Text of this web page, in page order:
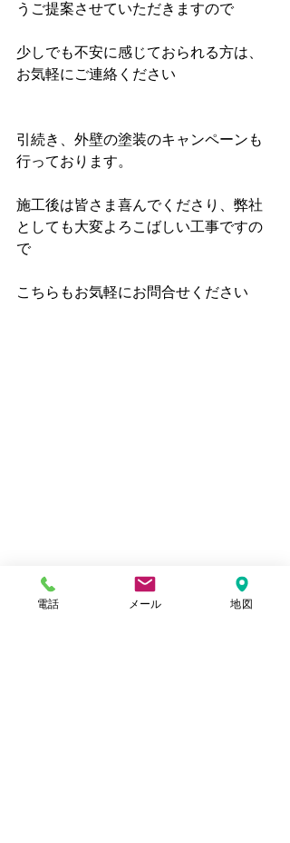
うご提案させていただきますので
少しでも不安に感じておられる方は、
お気軽にご連絡ください
引続き、外壁の塗装のキャンペーンも
行っております。
施工後は皆さま喜んでくださり、弊社
としても大変よろこばしい工事ですの
で
こちらもお気軽にお問合せください
電話 メール 地図